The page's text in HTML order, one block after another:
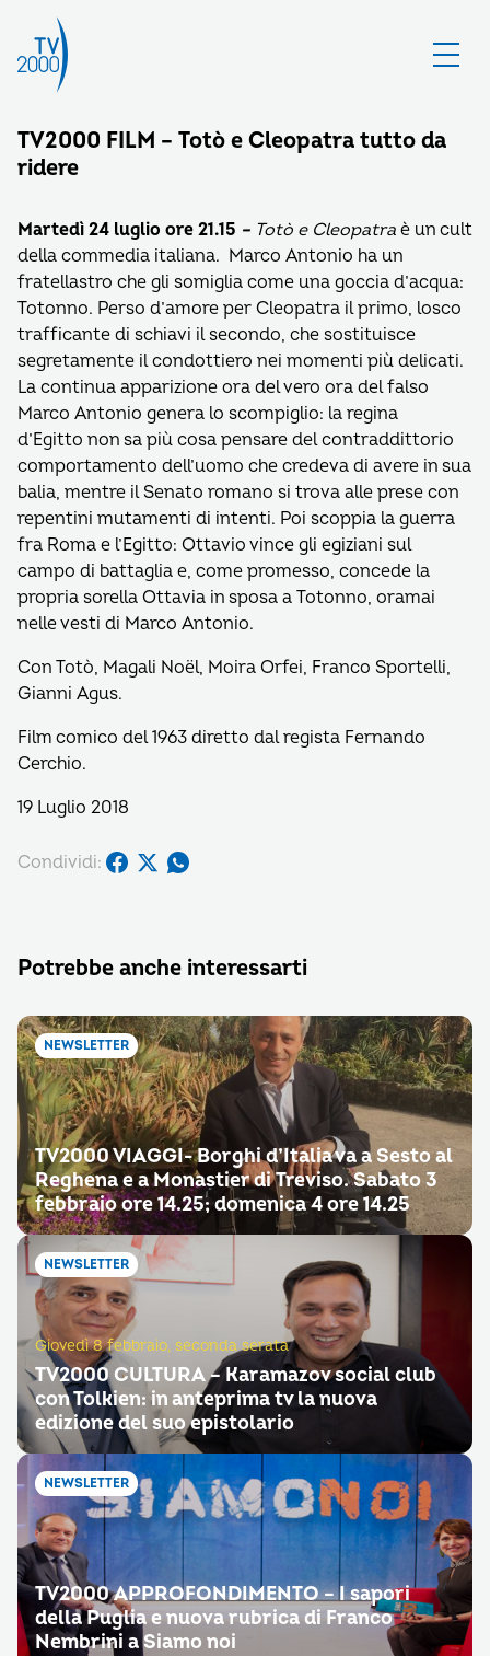
TV2000 FILM – Totò e Cleopatra tutto da
ridere
Martedì 24 luglio ore 21.15 – Totò e Cleopatra è un cult
della commedia italiana. Marco Antonio ha un
fratellastro che gli somiglia come una goccia d’acqua:
Totonno. Perso d’amore per Cleopatra il primo, losco
trafficante di schiavi il secondo, che sostituisce
segretamente il condottiero nei momenti più delicati.
La continua apparizione ora del vero ora del falso
Marco Antonio genera lo scompiglio: la regina
d’Egitto non sa più cosa pensare del contraddittorio
comportamento dell’uomo che credeva di avere in sua
balia, mentre il Senato romano si trova alle prese con
repentini mutamenti di intenti. Poi scoppia la guerra
fra Roma e l’Egitto: Ottavio vince gli egiziani sul
campo di battaglia e, come promesso, concede la
propria sorella Ottavia in sposa a Totonno, oramai
nelle vesti di Marco Antonio.
Con Totò, Magali Noël, Moira Orfei, Franco Sportelli,
Gianni Agus.
Film comico del 1963 diretto dal regista Fernando
Cerchio.
19 Luglio 2018
Condividi:
Potrebbe anche interessarti
NEWSLETTER
TV2000 VIAGGI- Borghi d’Italia va a Sesto al
Reghena e a Monastier di Treviso. Sabato 3
febbraio ore 14.25; domenica 4 ore 14.25
NEWSLETTER
Giovedì 8 febbraio, seconda serata
TV2000 CULTURA – Karamazov social club
con Tolkien: in anteprima tv la nuova
edizione del suo epistolario
NEWSLETTER
TV2000 APPROFONDIMENTO – I sapori
della Puglia e nuova rubrica di Franco
Nembrini a Siamo noi